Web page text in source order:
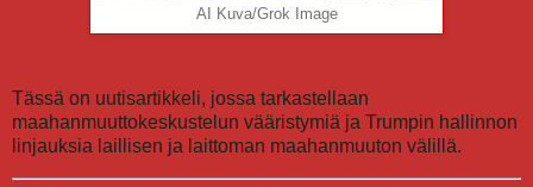
AI Kuva/Grok Image
Tässä on uutisartikkeli, jossa tarkastellaan
maahanmuuttokeskustelun vääristymiä ja Trumpin hallinnon
linjauksia laillisen ja laittoman maahanmuuton välillä.